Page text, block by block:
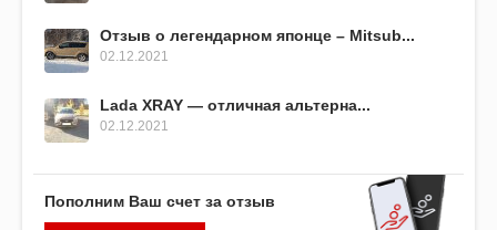
Отзыв о легендарном японце – Mitsub...
02.12.2021
Lada XRAY — отличная альтерна...
02.12.2021
Пополним Ваш счет за отзыв